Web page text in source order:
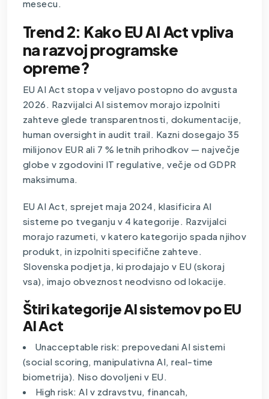
mesecu.
Trend 2: Kako EU AI Act vpliva
na razvoj programske
opreme?
EU AI Act stopa v veljavo postopno do avgusta
2026. Razvijalci AI sistemov morajo izpolniti
zahteve glede transparentnosti, dokumentacije,
human oversight in audit trail. Kazni dosegajo 35
milijonov EUR ali 7 % letnih prihodkov — največje
globe v zgodovini IT regulative, večje od GDPR
maksimuma.
EU AI Act, sprejet maja 2024, klasificira AI
sisteme po tveganju v 4 kategorije. Razvijalci
morajo razumeti, v katero kategorijo spada njihov
produkt, in izpolniti specifične zahteve.
Slovenska podjetja, ki prodajajo v EU (skoraj
vsa), imajo obveznost neodvisno od lokacije.
Štiri kategorije AI sistemov po EU
AI Act
Unacceptable risk: prepovedani AI sistemi
(social scoring, manipulativna AI, real-time
biometrija). Niso dovoljeni v EU.
High risk: AI v zdravstvu, financah,